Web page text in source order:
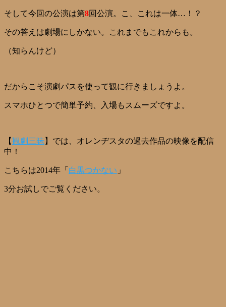
そして今回の公演は第8回公演。こ、これは一体…！？
その答えは劇場にしかない。これまでもこれからも。
（知らんけど）
だからこそ演劇パスを使って観に行きましょうよ。
スマホひとつで簡単予約、入場もスムーズですよ。
【観劇三昧 】では、オレンヂスタの過去作品の映像を配信
中！
こちらは2014年「 白黒つかない 」
3分お試しでご覧ください。